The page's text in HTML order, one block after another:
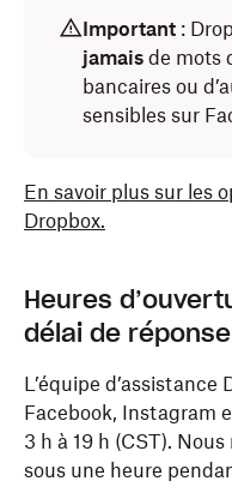
Important :
jamais de mots
bancaires ou
sensibles sur
En savoir plus sur les
Dropbox.
Heures
délai de réponse
L’équipe
Facebook, Instagram
3 h à 19 h (CST).
sous une heure